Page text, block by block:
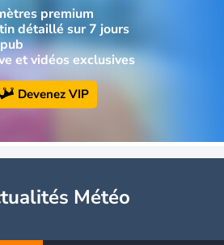
premium
détaillé sur 7 jours
et vidéos exclusives
Devenez VIP
Météo